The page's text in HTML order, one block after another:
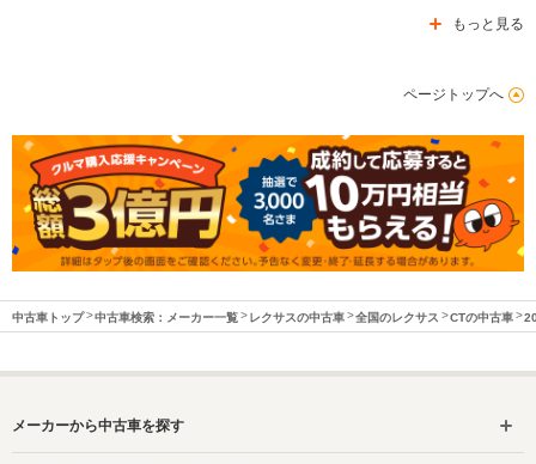
もっと見る
ページトップへ
中古車トップ 中古車検索：メーカー一覧 レクサスの中古車 全国のレクサス CTの中古車
メーカーから中古車を探す